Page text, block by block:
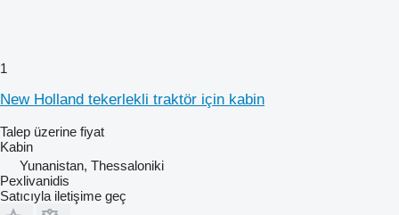
1
New Holland tekerlekli traktör için kabin
Talep üzerine fiyat
Kabin
Yunanistan, Thessaloniki
Pexlivanidis
Satıcıyla iletişime geç